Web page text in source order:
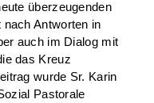
überzeugenden
Antworten in
auch im Dialog mit
das Kreuz
wurde Sr. Karin
Pastorale